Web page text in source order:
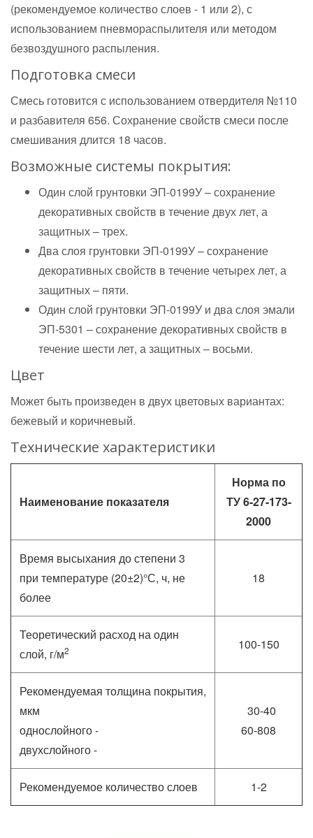
(рекомендуемое количество слоев - 1 или 2), с
использованием пневмораспылителя или методом
безвоздушного распыления.
Подготовка смеси
Смесь готовится с использованием отвердителя №110
и разбавителя 656. Сохранение свойств смеси после
смешивания длится 18 часов.
Возможные системы покрытия:
Один слой грунтовки ЭП-0199У – сохранение
декоративных свойств в течение двух лет, а
защитных – трех.
Два слоя грунтовки ЭП-0199У – сохранение
декоративных свойств в течение четырех лет, а
защитных – пяти.
Один слой грунтовки ЭП-0199У и два слоя эмали
ЭП-5301 – сохранение декоративных свойств в
течение шести лет, а защитных – восьми.
Цвет
Может быть произведен в двух цветовых вариантах:
бежевый и коричневый.
Технические характеристики
Наименование показателя
Норма по
ТУ 6-27-173-
2000
Время высыхания до степени 3
при температуре (20±2)°С, ч, не
более
18
Теоретический расход на один
слой, г/м2 100-150
Рекомендуемая толщина покрытия,
мкм
однослойного -
двухслойного -
30-40
60-808
Рекомендуемое количество слоев 1-2